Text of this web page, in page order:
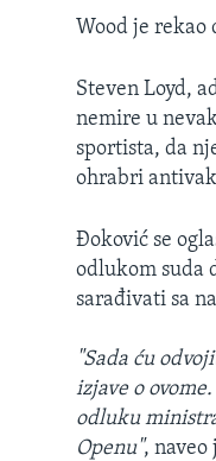
Wood je
Steven Loyd,
nemire u
sportista, da
ohrabri
Đoković se
odlukom suda
sarađivati sa
"Sada ću
izjave o
odluku
Openu", naveo